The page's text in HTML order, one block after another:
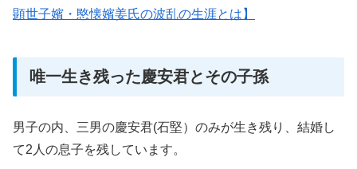
顕世子嬪・愍懐嬪姜氏の波乱の生涯とは】
唯一生き残った慶安君とその子孫
男子の内、三男の慶安君(石堅）のみが生き残り、結婚し
て2人の息子を残しています。